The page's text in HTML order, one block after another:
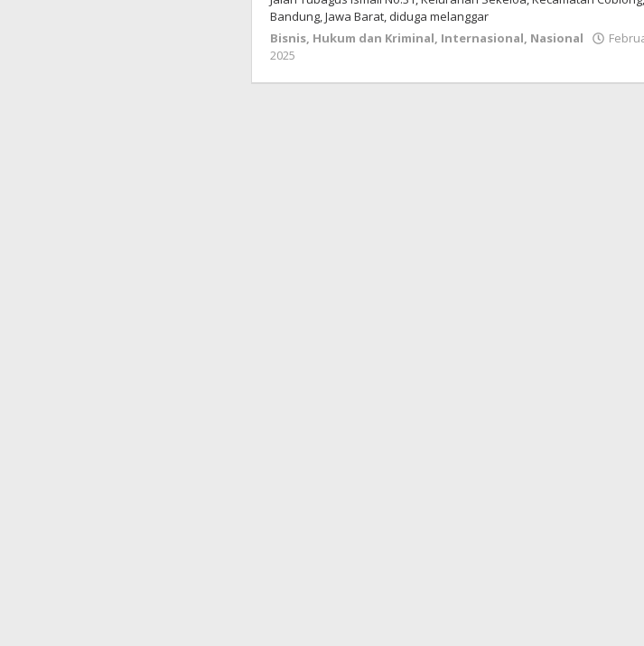
Bandung, Jawa Barat, diduga melanggar
Bisnis, Hukum dan Kriminal, Internasional, Nasional
2025